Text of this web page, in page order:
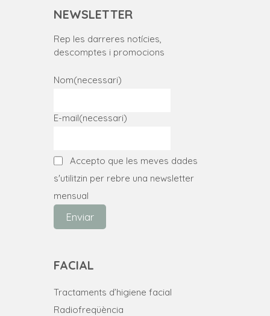
NEWSLETTER
Rep les darreres notícies,
descomptes i promocions
Nom(necessari)
E-mail(necessari)
Accepto que les meves dades
s'utilitzin per rebre una newsletter
mensual
Enviar
FACIAL
Tractaments d’higiene facial
Radiofreqüència